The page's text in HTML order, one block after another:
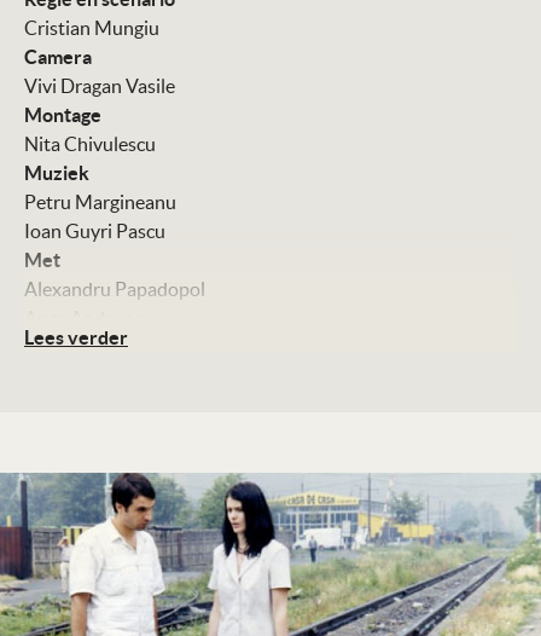
Cristian Mungiu
Camera
Vivi Dragan Vasile
Montage
Nita Chivulescu
Muziek
Petru Margineanu
Ioan Guyri Pascu
Met
Alexandru Papadopol
Tania Popa
Distributie
Filmmuseum
Te zien
van 28 augustus t/m 4 september
Lees verder